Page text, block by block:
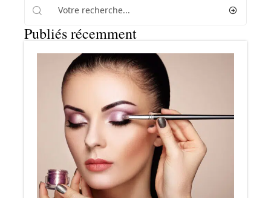
Publiés récemment